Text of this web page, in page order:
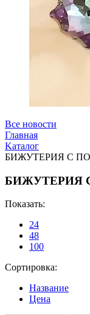
Все новости
Главная
Kаталог
БИЖУТЕРИЯ С
БИЖУТЕРИЯ
Показать:
24
48
100
Сортировка:
Название
Цена